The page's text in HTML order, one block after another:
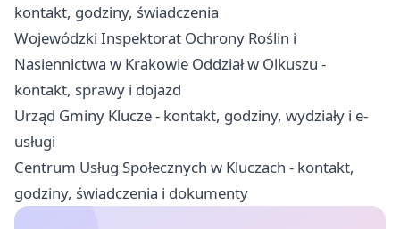
kontakt, godziny, świadczenia
Wojewódzki Inspektorat Ochrony Roślin i
Nasiennictwa w Krakowie Oddział w Olkuszu -
kontakt, sprawy i dojazd
Urząd Gminy Klucze - kontakt, godziny, wydziały i e-
usługi
Centrum Usług Społecznych w Kluczach - kontakt,
godziny, świadczenia i dokumenty